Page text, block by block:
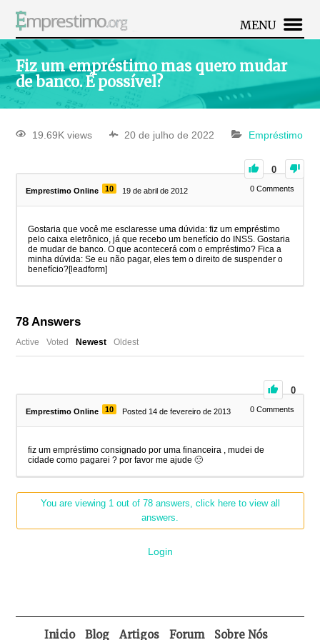
MENU
Fiz um empréstimo mas quero mudar
de banco. É possível?
19.69K views 20 de julho de 2022 Empréstimo
0
Emprestimo Online 10 19 de abril de 2012 0Comments
Gostaria que você me esclaresse uma dúvida: fiz um empréstimo
pelo caixa eletrônico, já que recebo um benefício do INSS. Gostaria
de mudar de banco. O que acontecerá com o empréstimo? Fica a
minha dúvida: Se eu não pagar, eles tem o direito de suspender o
benefício?[leadform]
78 Answers
Active Voted Newest Oldest
0
Emprestimo Online 10 Posted 14 de fevereiro de 2013 0Comments
fiz um empréstimo consignado por uma financeira , mudei de
cidade como pagarei ? por favor me ajude 🙁
You are viewing 1 out of 78 answers, click here to view all
answers.
Login
Inicio Blog Artigos Forum Sobre Nós